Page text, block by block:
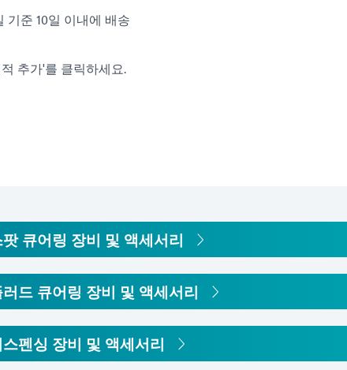
준 10일 이내에 배송
추가'를 클릭하세요.
큐어링 장비 및 액세서리
드 큐어링 장비 및 액세서리
펜싱 장비 및 액세서리